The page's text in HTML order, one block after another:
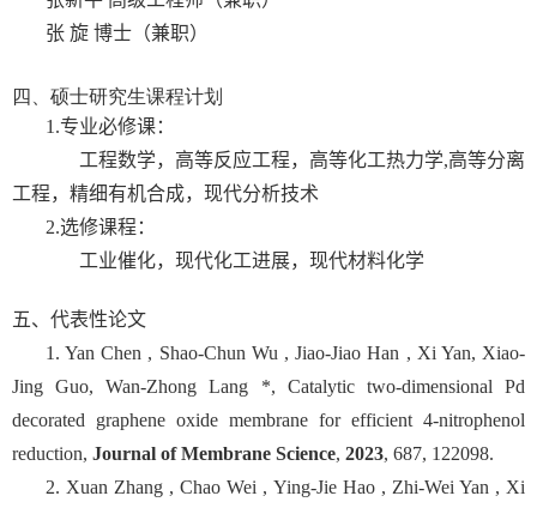
张 旋 博士（兼职）
四、硕士研究生课程计划
1.专业必修课：
工程数学，高等反应工程，高等化工热力学,高等分离
工程，精细有机合成，现代分析技术
2.选修课程：
工业催化，现代化工进展，现代材料化学
五、代表性论文
1. Yan Chen , Shao-Chun Wu , Jiao-Jiao Han , Xi Yan, Xiao-
Jing Guo, Wan-Zhong Lang *, Catalytic two-dimensional Pd
decorated graphene oxide membrane for efficient 4-nitrophenol
reduction, Journal of Membrane Science, 2023, 687, 122098.
2. Xuan Zhang , Chao Wei , Ying-Jie Hao , Zhi-Wei Yan , Xi